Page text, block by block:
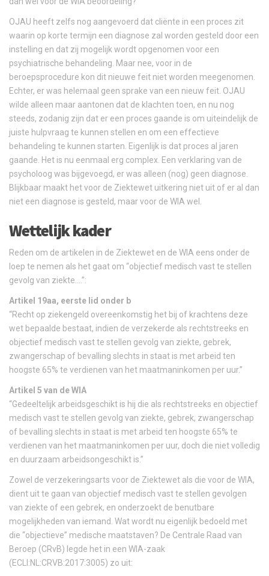
OJAU heeft zelfs nog aangevoerd dat cliënte in een proces zit
waarin op korte termijn een diagnose zal worden gesteld door een
instelling en dat zij mogelijk wordt opgenomen voor een
psychiatrische behandeling. Maar nee, voor in de
beroepsprocedure kon dit nieuwe feit niet worden meegenomen.
Echter, er was helemaal geen sprake van een nieuw feit. OJAU
wilde alleen maar aantonen dat de klachten toen, en nu nog
steeds, zodanig zijn dat er een proces gaande is om uiteindelijk de
juiste hulpvraag te kunnen stellen en om een effectieve
behandeling te kunnen starten. Eigenlijk is dat proces al jaren
gaande. Het is nu eenmaal erg complex. Een verklaring van de
psycholoog was bijgevoegd, er was alleen (nog) geen diagnose.
Blijkbaar maakt het voor de Ziektewet uitkering niet uit of er al dan
niet een diagnose is gesteld, maar voor de WIA wel.
Wettelijk kader
Reden om de artikelen in de Ziektewet en de WIA eens onder de
loep te nemen als het gaat om “objectief medisch vast te stellen
gevolg van ziekte….”:
Artikel 19aa, eerste lid onder b
“Recht op ziekengeld overeenkomstig het bij of krachtens deze
wet bepaalde bestaat, indien de verzekerde als rechtstreeks en
objectief medisch vast te stellen gevolg van ziekte, gebrek,
zwangerschap of bevalling slechts in staat is met arbeid ten
hoogste 65% te verdienen van het maatmaninkomen per uur.”
Artikel 5 van de WIA
“Gedeeltelijk arbeidsgeschikt is hij die als rechtstreeks en objectief
medisch vast te stellen gevolg van ziekte, gebrek, zwangerschap
of bevalling slechts in staat is met arbeid ten hoogste 65% te
verdienen van het maatmaninkomen per uur, doch die niet volledig
en duurzaam arbeidsongeschikt is.”
Zowel de verzekeringsarts voor de Ziektewet als die voor de WIA,
dient uit te gaan van objectief medisch vast te stellen gevolgen
van ziekte of een gebrek, en onderzoekt de benutbare
mogelijkheden van iemand. Wat wordt nu eigenlijk bedoeld met
die “objectieve” medische maatstaven? De Centrale Raad van
Beroep (CRvB) legde het in een WIA-zaak
(ECLI:NL:CRVB:2017:3005) zo uit: